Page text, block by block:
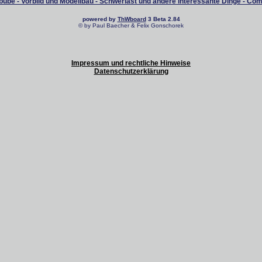
powered by ThWboard3 Beta 2.84
© by Paul Baecher & Felix Gonschorek
Impressum und rechtliche Hinweise
Datenschutzerklärung